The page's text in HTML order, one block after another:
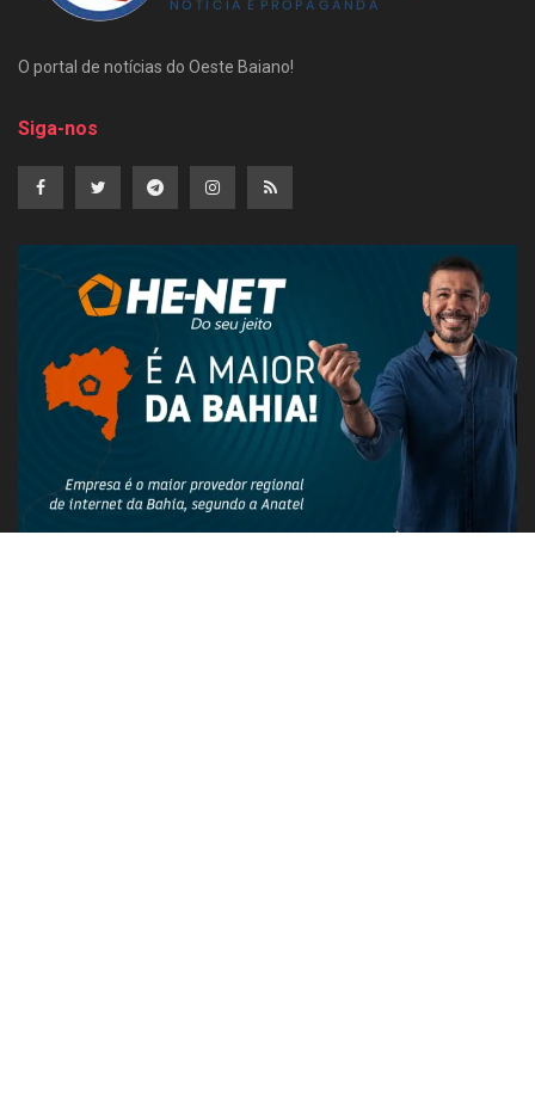
O portal de notícias do Oeste Baiano!
Siga-nos